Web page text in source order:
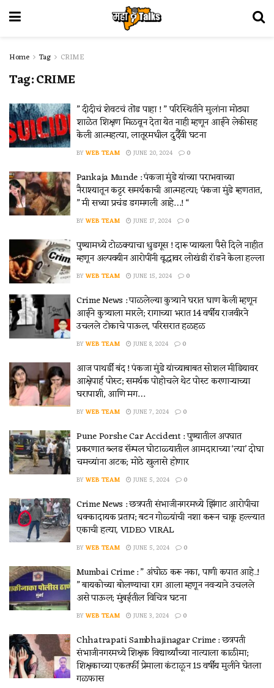
Home Tag CRIME
Tag:CRIME
” दीदीचं शेवटचं तोंड पाहा ! ” परिस्थितीने मुलांना मोठ्या
शाळेत शिक्षण मिळवून देता येत नाही म्हणून आईने लेकीसह
केली आत्महत्या, लातूरमधील दुर्दैवी घटना
BYWEB TEAM JUNE 20, 2024 0
Pankaja Munde : पंकजा मुंडे यांच्या पराभवाच्या
नैराश्यातून कट्टर समर्थकाची आत्महत्या; पंकजा मुंडे म्हणतात,
” मी सध्या प्रचंड डगमगली आहे…! “
BYWEB TEAM JUNE 17, 2024 0
पुण्यामध्ये टोळक्याचा धुडगूस ! दारू प्यायला पैसे दिले नाहीत
म्हणून अल्पवयीन आरोपींनी वृद्धावर लोखंडी रॉडने केला हल्ला
BYWEB TEAM JUNE 15, 2024 0
Crime News : पाळलेल्या कुत्र्याने घरात घाण केली म्हणून
आईने कुत्र्याला मारले; रागाच्या भरात 14 वर्षीय राजवीरने
उचलले टोकाचे पाऊल, परिसरात हळहळ
BYWEB TEAM JUNE 8, 2024 0
आज पाथर्डी बंद ! पंकजा मुंडे यांच्याबाबत सोशल मीडियावर
आक्षेपार्ह पोस्ट; समर्थक पोहोचले थेट पोस्ट करणाऱ्याच्या
घरापाशी, आणि मग…
BYWEB TEAM JUNE 7, 2024 0
Pune Porshe Car Accident : पुण्यातील अपघात
प्रकरणात ब्लड सॅम्पल घोटाळ्यातील आमदाराच्या ‘त्या’ दोघा
चमच्यांना अटक; मोठे खुलासे होणार
BYWEB TEAM JUNE 5, 2024 0
Crime News : छत्रपती संभाजीनगरमध्ये झिंगाट आरोपीचा
धक्कादायक प्रताप; बटन गोळ्यांची नशा करून चाकू हल्ल्यात
एकाची हत्या, VIDEO VIRAL
BYWEB TEAM JUNE 5, 2024 0
Mumbai Crime : ” अंघोळ करू नका, पाणी कपात आहे..!
” बायकोच्या बोलण्याचा राग आला म्हणून नवऱ्याने उचलले
असे पाऊल; मुंबईतील विचित्र घटना
BYWEB TEAM JUNE 3, 2024 0
Chhatrapati Sambhajinagar Crime : छत्रपती
संभाजीनगरमध्ये शिक्षक विद्यार्थ्यांच्या नात्याला काळीमा;
शिक्षकाच्या एकतर्फी प्रेमाला कंटाळून 15 वर्षीय मुलीने घेतला
गळफास